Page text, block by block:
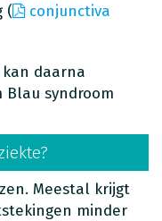
(
conjunctiva
daarna
syndroom
Meestal krijgt
minder